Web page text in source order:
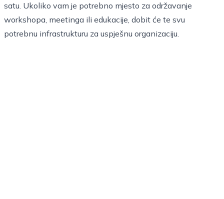
satu. Ukoliko vam je potrebno mjesto za održavanje
workshopa, meetinga ili edukacije, dobit će te svu
potrebnu infrastrukturu za uspješnu organizaciju.